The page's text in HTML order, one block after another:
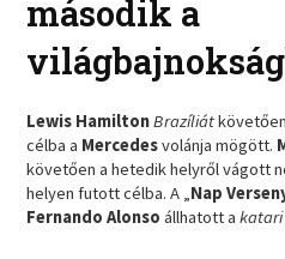
második a
Lewis HamiltonBrazíliát
célba a Mercedesvolánja mögött.
követően a hetedik helyről vágott
helyen futott célba. A „Nap
Fernando Alonso állhatott a